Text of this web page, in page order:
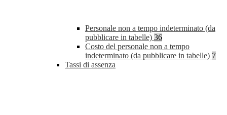
Personale non a tempo indeterminato (da
pubblicare in tabelle) 36
Costo del personale non a tempo
indeterminato (da pubblicare in tabelle) 7
Tassi di assenza